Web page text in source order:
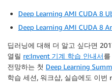
Deep Learning AMI CUDA 8
Deep Learning AMI CUDA 8
딥러닝에 대해 더 알고 싶다면
열릴 re:Invent 기계 학습 안내서
전망하는 첫 Deep Learning
학습 세션, 워크샵, 실습에도 이번